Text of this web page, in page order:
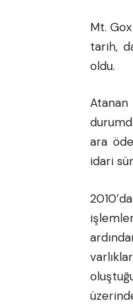
Mt.
tarih,
oldu.
Atanan
ara
idari